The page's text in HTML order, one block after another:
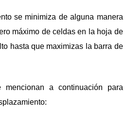
se minimiza de alguna manera
máximo de celdas en la hoja de
hasta que maximizas la barra de
a continuación para